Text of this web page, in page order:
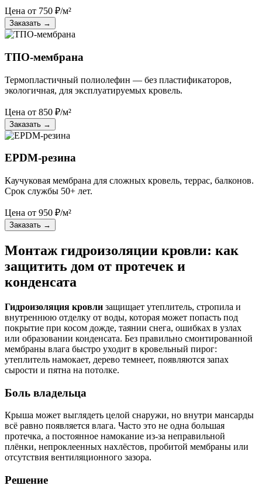
Цена от 750 ₽/м²
Заказать →
ТПО-мембрана
Термопластичный полиолефин — без пластификаторов,
экологичная, для эксплуатируемых кровель.
Цена от 850 ₽/м²
Заказать →
EPDM-резина
Каучуковая мембрана для сложных кровель, террас, балконов.
Срок службы 50+ лет.
Цена от 950 ₽/м²
Заказать →
Монтаж гидроизоляции кровли: как
защитить дом от протечек и
конденсата
Гидроизоляция кровли защищает утеплитель, стропила и
внутреннюю отделку от воды, которая может попасть под
покрытие при косом дожде, таянии снега, ошибках в узлах
или образовании конденсата. Без правильно смонтированной
мембраны влага быстро уходит в кровельный пирог:
утеплитель намокает, дерево темнеет, появляются запах
сырости и пятна на потолке.
Боль владельца
Крыша может выглядеть целой снаружи, но внутри мансарды
всё равно появляется влага. Часто это не одна большая
протечка, а постоянное намокание из-за неправильной
плёнки, непроклеенных нахлёстов, пробитой мембраны или
отсутствия вентиляционного зазора.
Решение